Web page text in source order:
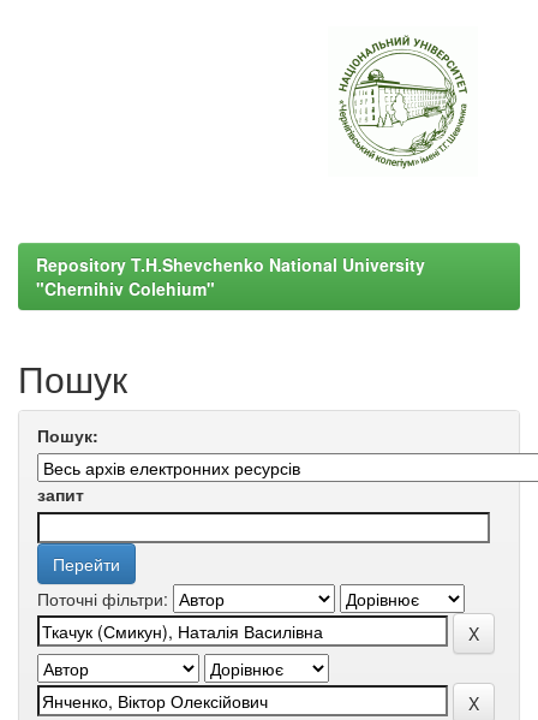
Repository T.H.Shevchenko National University
"Chernihiv Colehium"
Пошук
Пошук:
запит
Поточні фільтри: